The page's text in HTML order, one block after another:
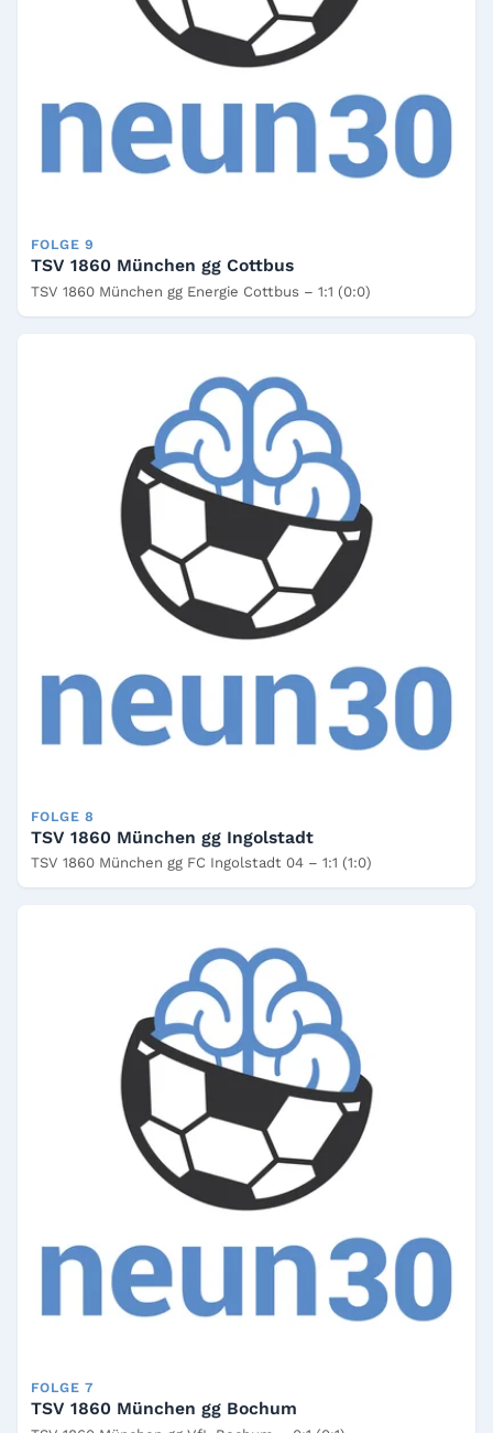
FOLGE 9
TSV 1860 München gg Cottbus
TSV 1860 München gg Energie Cottbus – 1:1 (0:0)
FOLGE 8
TSV 1860 München gg Ingolstadt
TSV 1860 München gg FC Ingolstadt 04 – 1:1 (1:0)
FOLGE 7
TSV 1860 München gg Bochum